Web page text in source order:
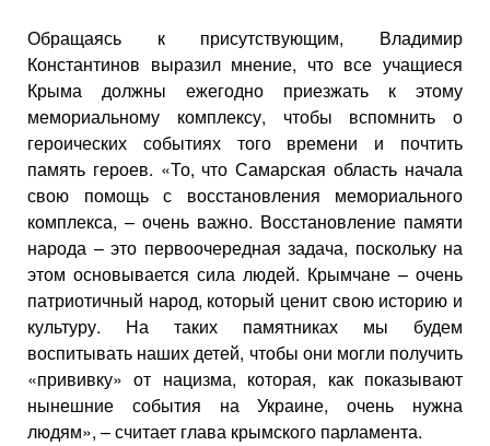
Обращаясь к присутствующим, Владимир
Константинов выразил мнение, что все учащиеся
Крыма должны ежегодно приезжать к этому
мемориальному комплексу, чтобы вспомнить о
героических событиях того времени и почтить
память героев. «То, что Самарская область начала
свою помощь с восстановления мемориального
комплекса, – очень важно. Восстановление памяти
народа – это первоочередная задача, поскольку на
этом основывается сила людей. Крымчане – очень
патриотичный народ, который ценит свою историю и
культуру. На таких памятниках мы будем
воспитывать наших детей, чтобы они могли получить
«прививку» от нацизма, которая, как показывают
нынешние события на Украине, очень нужна
людям», – считает глава крымского парламента.